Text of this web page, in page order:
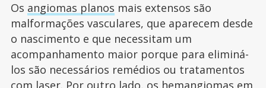
Os angiomas planos mais extensos são
malformações vasculares, que aparecem desde
o nascimento e que necessitam um
acompanhamento maior porque para eliminá-
los são necessários remédios ou tratamentos